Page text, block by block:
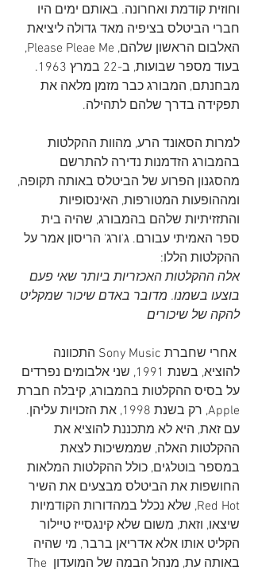
וחוזית קודמת ואחרונה. באותם ימים היו
חברי הביטלס בציפיה מאד גדולה ליציאת
האלבום הראשון שלהם, Please Pleae Me,
בעוד מספר שבועות, ב-22 במרץ 1963.
מבחנתם, המבורג כבר מזמן מלאה את
תפקידה בדרך שלהם לתהילה.
למרות הסאונד הרע, מהוות ההקלטות
בהמבורג הזדמנות נדירה להתרשם
מהסגנון הפרוע של הביטלס באותה תקופה,
ומההופעות המטורפות, האינסופיות
והתזזיתיות שלהם בהמבורג, שהיה בית
ספר האמיתי עבורם. ג'ורג' הריסון אמר על
ההקלטות הללו:
אלה ההקלטות האכזריות ביותר שאי פעם
בוצעו בשמנו. מדובר באדם שיכור שמקליט
להקה של שיכורים
אחרי שחברת Sony Music התכוונה
להוציא, בשנת 1991, שני אלבומים נפרדים
על בסיס ההקלטות בהמבורג, קיבלה חברת
Apple, רק בשנת 1998, את הזכויות עליהן.
עם זאת, היא לא מתכננת להוציא את
ההקלטות האלה, שממשיכות לצאת
במספר בוטלגים, כולל ההקלטות המלאות
החושפות את הביטלס מבצעים את השיר
Red Hot, שלא נכלל במהדורות הקודמיות
שיצאו, וזאת, משום שלא קינגסייז טיילור
הקליט אותו אלא אדריאן ברבר, מי שהיה
באותה עת, מנהל הבמה של המועדון The